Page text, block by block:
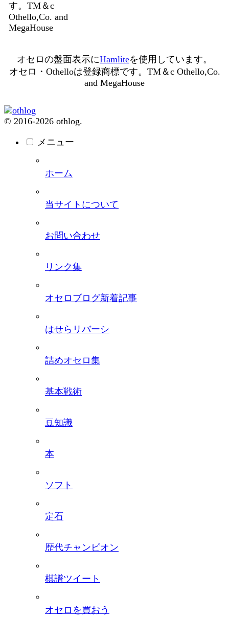
す。TM＆c
Othello,Co. and
MegaHouse
オセロの盤面表示にHamliteを使用しています。
オセロ・Othelloは登録商標です。TM＆c Othello,Co.
and MegaHouse
© 2016-2026 othlog.
メニュー
ホーム
当サイトについて
お問い合わせ
リンク集
オセロブログ新着記事
はせらリバーシ
詰めオセロ集
基本戦術
豆知識
本
ソフト
定石
歴代チャンピオン
棋譜ツイート
オセロを買おう